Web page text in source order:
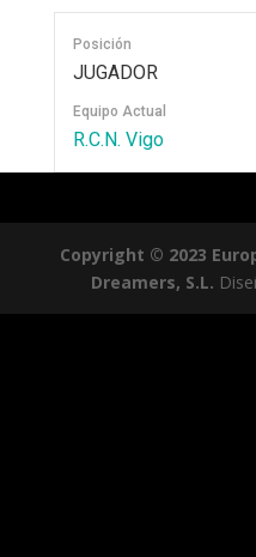
Posición
JUGADOR
Equipo Actual
R.C.N. Vigo
Copyright © 2023
Dreamers, S.L.